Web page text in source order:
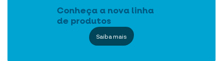
Conheça a nova linha
de produtos
Saiba mais